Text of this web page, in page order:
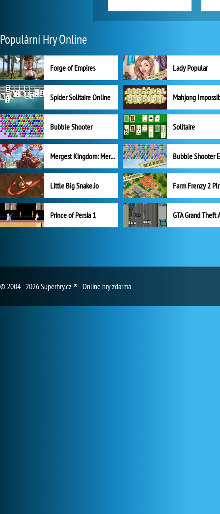
Populární Hry Online
Forge of Empires Lady Popular
Spider Solitaire Online Mahjong
Bubble Shooter Solitaire
Mergest Kingdom: Merge Puzzle
Little Big Snake.io
Prince of Persia 1 GTA Grand Theft
© 2004 - 2026 Superhry.cz ® - Online hry zdarma